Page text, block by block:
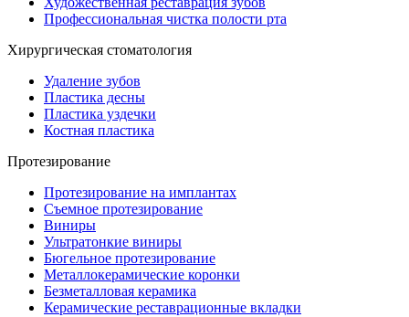
Профессиональная чистка полости рта
Хирургическая стоматология
Удаление зубов
Пластика десны
Пластика уздечки
Костная пластика
Протезирование
Протезирование на имплантах
Съемное протезирование
Виниры
Ультратонкие виниры
Бюгельное протезирование
Металлокерамические коронки
Безметалловая керамика
Керамические реставрационные вкладки